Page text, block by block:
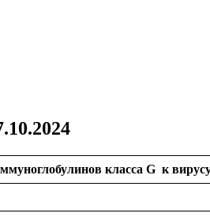
класса G к